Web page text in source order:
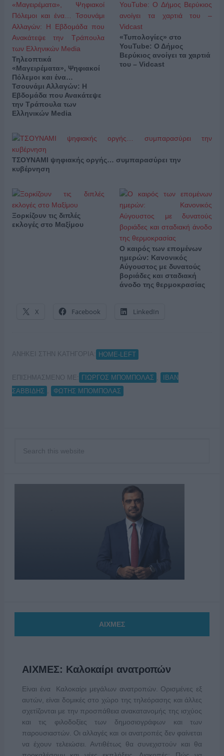
Τηλεοπτικά
«Μαγειρέματα», Ψηφιακοί
Πόλεμοι και ένα…
Τσουνάμι Αλλαγών: Η
Εβδομάδα που Ανακάτεψε
την Τράπουλα των
Ελληνικών Media
«Τυπολογίες» στο
YouTube: Ο Δήμος
Βερύκιος ανοίγει τα χαρτιά
του – Vidcast
ΤΣΟΥΝΑΜΙ ψηφιακής οργής… συμπαρασύρει την
κυβέρνηση
Ξορκίζουν τις διπλές
εκλογές στο Μαξίμου
Ο καιρός των επομένων
ημερών: Κανονικός
Αύγουστος με δυνατούς
βοριάδες και σταδιακή
άνοδο της θερμοκρασίας
X Facebook LinkedIn
ΑΝΗΚΕΙ ΣΤΗΝ ΚΑΤΗΓΟΡΙΑ: HOME-LEFT
ΕΠΙΣΗΜΑΣΜΕΝΟ ΜΕ: ΓΙΩΡΓΟΣ ΜΠΟΜΠΟΛΑΣ
ΙΒΑΝ
ΣΑΒΒΙΔΗΣ
ΦΩΤΗΣ ΜΠΟΜΠΟΛΑΣ
ΑΙΧΜΕΣ
ΑΙΧΜΕΣ: Καλοκαίρι ανατροπών
Είναι ένα Καλοκαίρι μεγάλων ανατροπών. Ορισμένες εξ
αυτών, είναι δομικές στο χώρο της τηλεόρασης και άλλες
σχετίζονται με την προσπάθεια ανακατανομής της ισχύος
και τις φιλοδοξίες των δημοσιογράφων και των
παρουσιαστών. Οι αλλαγές και οι ανατροπές δεν φαίνεται
να έχουν τελειώσει. Αντιθέτως θα συνεχιστούν και θα